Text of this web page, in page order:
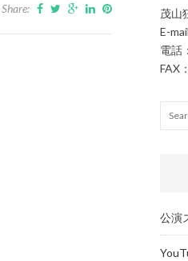
Share:
茂山
E-
電話：
FAX
公演